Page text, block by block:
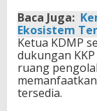
Baca Juga:
Ekosistem
Ketua KDMP
dukungan
ruang
tersedia.